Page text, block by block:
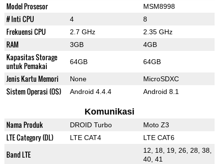
Model Prosesor MSM8998
# Inti CPU 4 8
Frekuensi CPU 2.7 GHz 2.35 GHz
RAM 3GB 4GB
Kapasitas Storage
untuk Pemakai
64GB 64GB
Jenis Kartu Memori None MicroSDXC
Sistem Operasi (OS) Android 4.4.4 Android 8.1
Komunikasi
Nama Produk DROID Turbo Moto Z3
LTE Category (DL) LTE CAT4 LTE CAT6
Band LTE
12, 18, 19, 26, 28, 38,
40, 41